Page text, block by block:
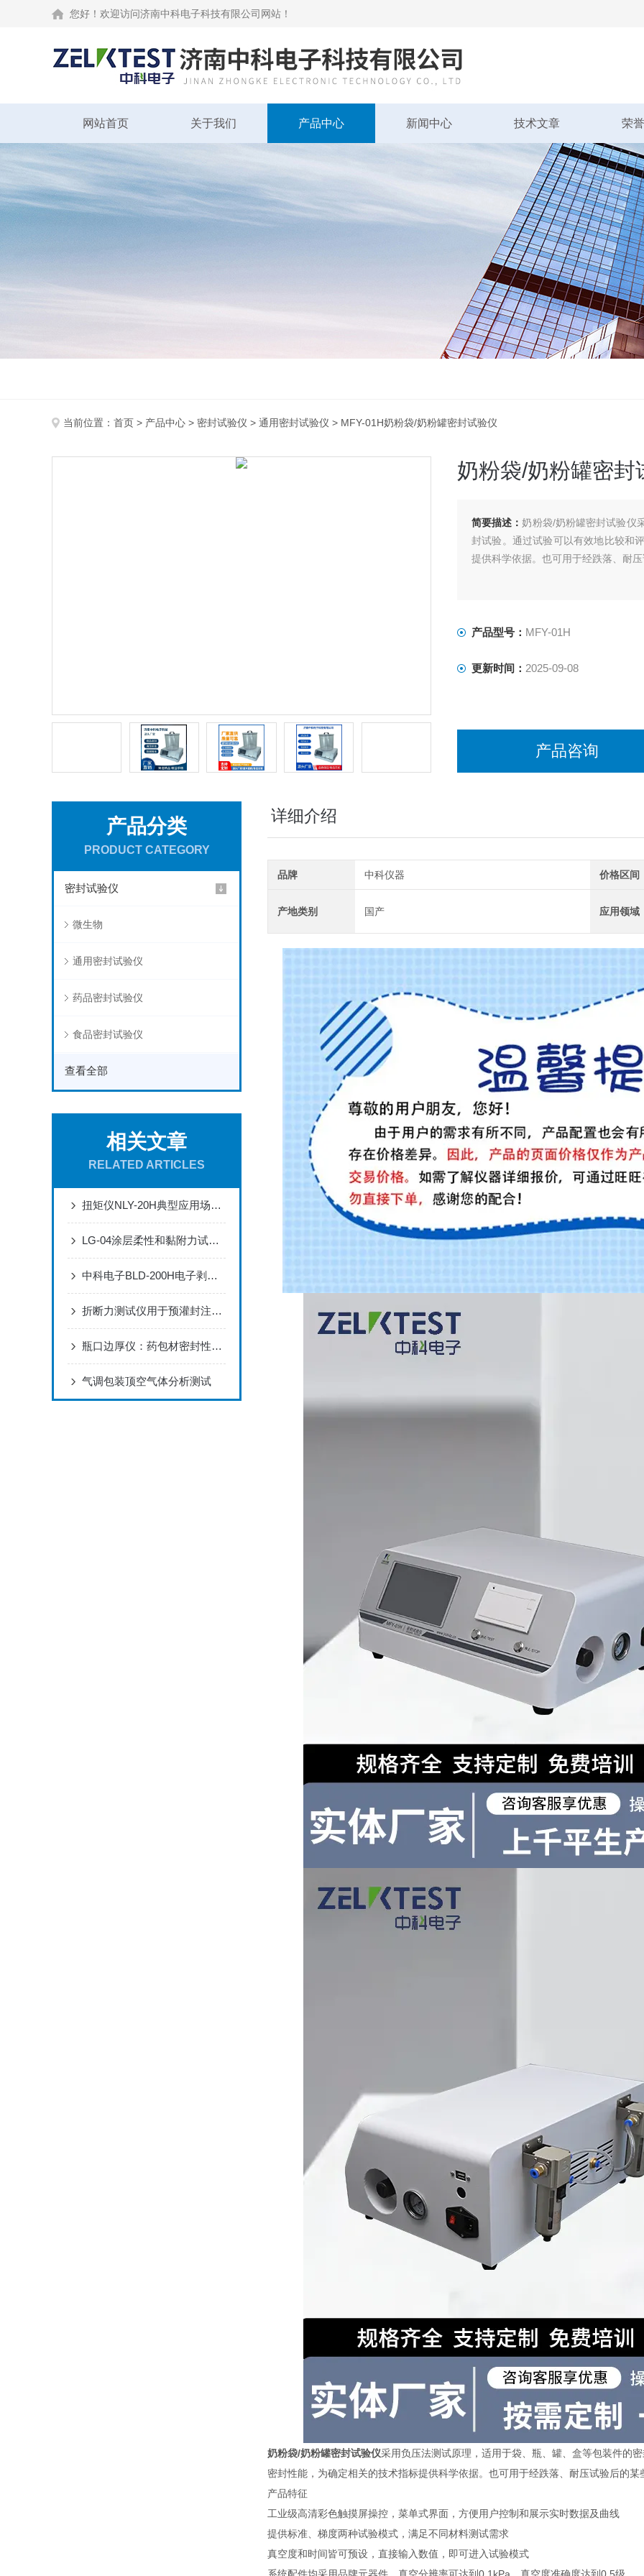
您好！欢迎访问济南中科电子科技有限公司网站！
网站首页 关于我们 产品中心 新闻中心 技术文章 荣
当前位置： 首页 > 产品中心 > 密封试验仪 > 通用密封试验仪 > MFY-01H奶粉袋/奶粉罐密封试验仪
奶粉袋/奶粉罐密封
简要描述：奶粉袋/奶粉罐密封试验仪
封试验。通过试验可以有效地比较和
提供科学依据。也可用于经跌落、耐
产品型号： MFY-01H
更新时间： 2025-09-08
产品咨询
产品分类
PRODUCT CATEGORY
密封试验仪
微生物
通用密封试验仪
药品密封试验仪
食品密封试验仪
查看全部
相关文章
RELATED ARTICLES
扭矩仪NLY-20H典型应用场景与操作说明
LG-04涂层柔性和黏附力试验装置用于涂层性能对比评估方案
中科电子BLD-200H电子剥离试验机解决方案
折断力测试仪用于预灌封注射器组合盖开启力测试的解决方案
瓶口边厚仪：药包材密封性检测的关键设备
气调包装顶空气体分析测试
详细介绍
品牌 中科仪器 价格区间
产地类别 国产 应用领域
奶粉袋/奶粉罐密封试验仪采用负压法测试原理，适用于袋、瓶、罐、盒等包装件的
密封性能，为确定相关的技术指标提供科学依据。也可用于经跌落、耐压试验后的
产品特征
工业级高清彩色触摸屏操控，菜单式界面，方便用户控制和展示实时数据及曲线
提供标准、梯度两种试验模式，满足不同材料测试需求
真空度和时间皆可预设，直接输入数值，即可进入试验模式